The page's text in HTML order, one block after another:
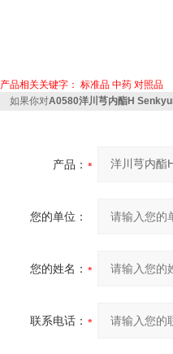
产品相关关键字： 标准品 中药 对照品
如果你对A0580洋川芎内酯H
产品：
您的单位：
您的姓名：
联系电话：